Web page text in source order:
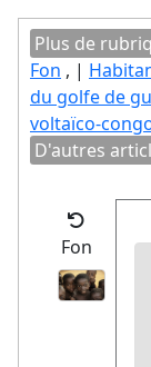
Plus de
Fon , |
du golfe de
voltaïco-
D'autres
Fon